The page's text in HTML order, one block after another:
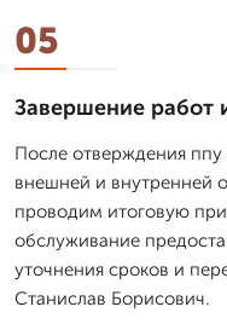
05
Завершение работ
После отверждения
внешней и внутренней
проводим итоговую
обслуживание
уточнения сроков и
Станислав Борисович.